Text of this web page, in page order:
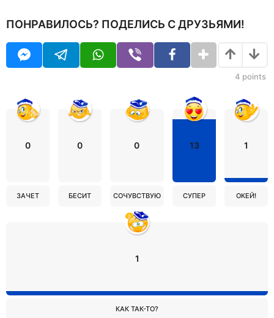
ПОНРАВИЛОСЬ? ПОДЕЛИСЬ С ДРУЗЬЯМИ!
4 points
0
ЗАЧЕТ
0
БЕСИТ
0
СОЧУВСТВУЮ
13
СУПЕР
1
ОКЕЙ!
1
КАК ТАК-ТО?